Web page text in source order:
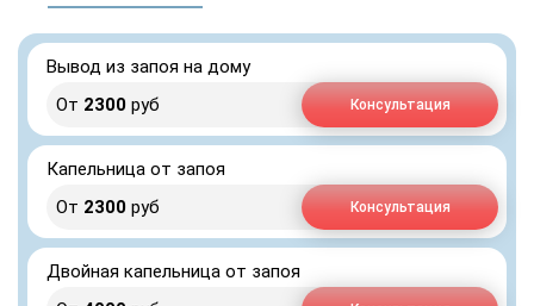
Вывод из запоя на дому
От 2300 руб Консультация
Капельница от запоя
От 2300 руб Консультация
Двойная капельница от запоя